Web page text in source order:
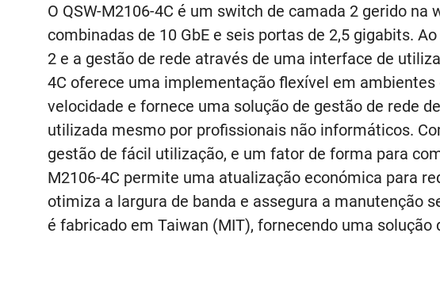
O QSW-M2106-4C é um switch de camada 2 gerido
combinadas de 10 GbE e seis portas de 2,5 gigabits.
2 e a gestão de rede através de uma interface de
4C oferece uma implementação flexível em ambientes
velocidade e fornece uma solução de gestão de rede
utilizada mesmo por profissionais não informáticos.
gestão de fácil utilização, e um fator de forma para
M2106-4C permite uma atualização económica para
otimiza a largura de banda e assegura a manutenção
é fabricado em Taiwan (MIT), fornecendo uma